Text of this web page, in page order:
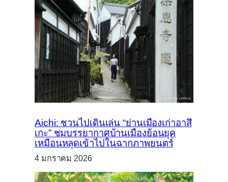
Aichi: ชวนไปเดินเล่น “ย่านเมืองเก่าอาสึ
เกะ” ชมบรรยากาศบ้านเมืองย้อนยุค
เหมือนหลุดเข้าไปในฉากภาพยนตร์
4 มกราคม 2026